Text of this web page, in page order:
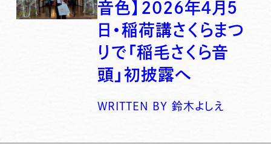
音色】2026年4月5
日・稲荷講さくらまつ
りで「稲毛さくら音
頭」初披露へ
WRITTEN BY 鈴木よしえ